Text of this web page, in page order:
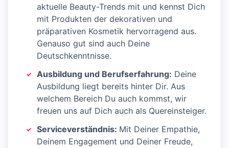
aktuelle Beauty-Trends mit und kennst Dich
mit Produkten der dekorativen und
präparativen Kosmetik hervorragend aus.
Genauso gut sind auch Deine
Deutschkenntnisse.
Ausbildung und Berufserfahrung: Deine
Ausbildung liegt bereits hinter Dir. Aus
welchem Bereich Du auch kommst, wir
freuen uns auf Dich auch als Quereinsteiger.
Serviceverständnis: Mit Deiner Empathie,
Deinem Engagement und Deiner Freude,